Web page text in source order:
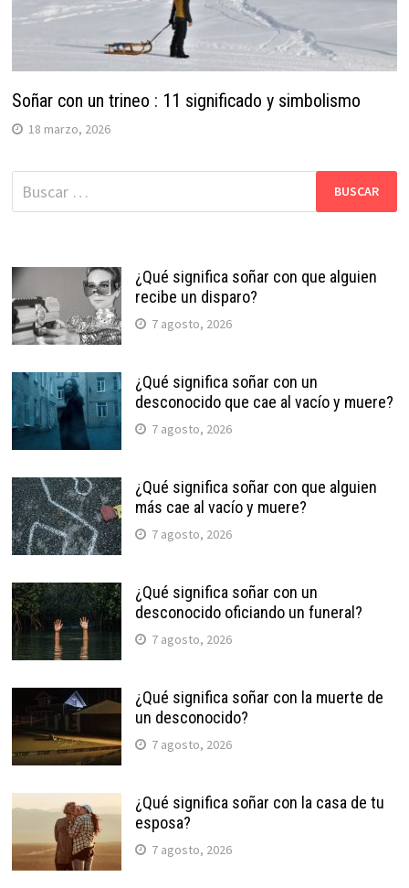
Soñar con un trineo : 11 significado y simbolismo
18 marzo, 2026
Buscar:
¿Qué significa soñar con que alguien
recibe un disparo?
7 agosto, 2026
¿Qué significa soñar con un
desconocido que cae al vacío y muere?
7 agosto, 2026
¿Qué significa soñar con que alguien
más cae al vacío y muere?
7 agosto, 2026
¿Qué significa soñar con un
desconocido oficiando un funeral?
7 agosto, 2026
¿Qué significa soñar con la muerte de
un desconocido?
7 agosto, 2026
¿Qué significa soñar con la casa de tu
esposa?
7 agosto, 2026